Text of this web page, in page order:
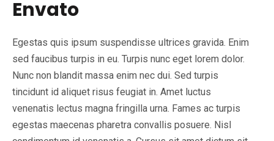
Envato
Egestas quis ipsum suspendisse ultrices gravida. Enim
sed faucibus turpis in eu. Turpis nunc eget lorem dolor.
Nunc non blandit massa enim nec dui. Sed turpis
tincidunt id aliquet risus feugiat in. Amet luctus
venenatis lectus magna fringilla urna. Fames ac turpis
egestas maecenas pharetra convallis posuere. Nisl